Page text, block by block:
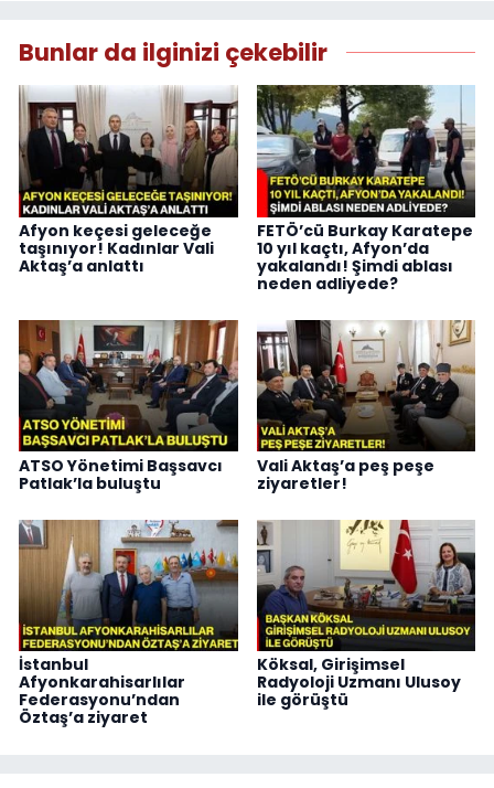
Bunlar da ilginizi çekebilir
Afyon keçesi geleceğe
taşınıyor! Kadınlar Vali
Aktaş’a anlattı
FETÖ’cü Burkay Karatepe
10 yıl kaçtı, Afyon’da
yakalandı! Şimdi ablası
neden adliyede?
ATSO Yönetimi Başsavcı
Patlak’la buluştu
Vali Aktaş’a peş peşe
ziyaretler!
İstanbul
Afyonkarahisarlılar
Federasyonu’ndan
Öztaş’a ziyaret
Köksal, Girişimsel
Radyoloji Uzmanı Ulusoy
ile görüştü